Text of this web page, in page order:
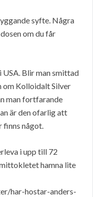
syfte. Några
om du får
Blir man smittad
om Kolloidalt Silver
man fortfarande
är den ofarlig att
finns något.
i upp till 72
hamna lite
har-hostar-anders-